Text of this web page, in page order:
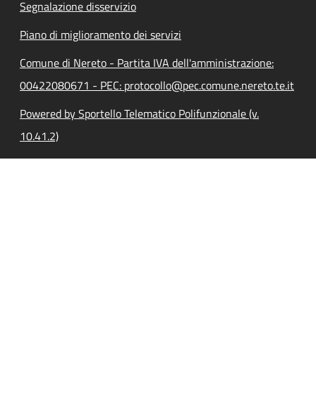
Segnalazione disservizio
Piano di miglioramento dei servizi
Comune di Nereto - Partita IVA dell'amministrazione:
00422080671 - PEC: protocollo@pec.comune.nereto.te.it
Powered by Sportello Telematico Polifunzionale (v.
10.41.2)